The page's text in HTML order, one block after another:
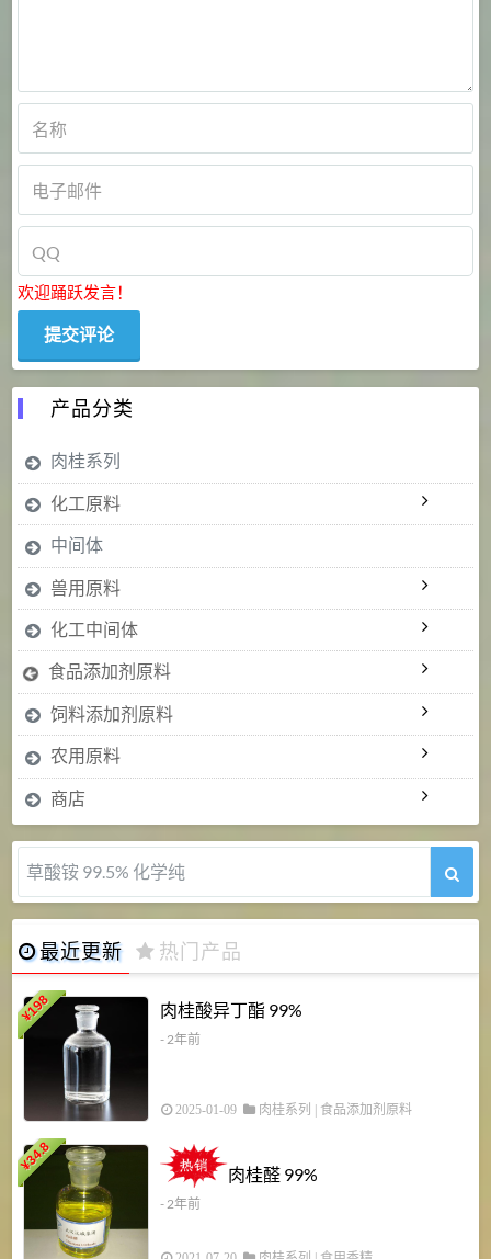
欢迎踊跃发言！
产品分类
肉桂系列
化工原料
中间体
兽用原料
化工中间体
食品添加剂原料
饲料添加剂原料
农用原料
商店
5-甲氧基吲哚 98%
最近更新 热门产品
¥
198 肉桂酸异丁酯 99%
- 2年前
2025-01-09 肉桂系列 食品添加剂原料
¥
34.8
肉桂醛 99%
- 2年前